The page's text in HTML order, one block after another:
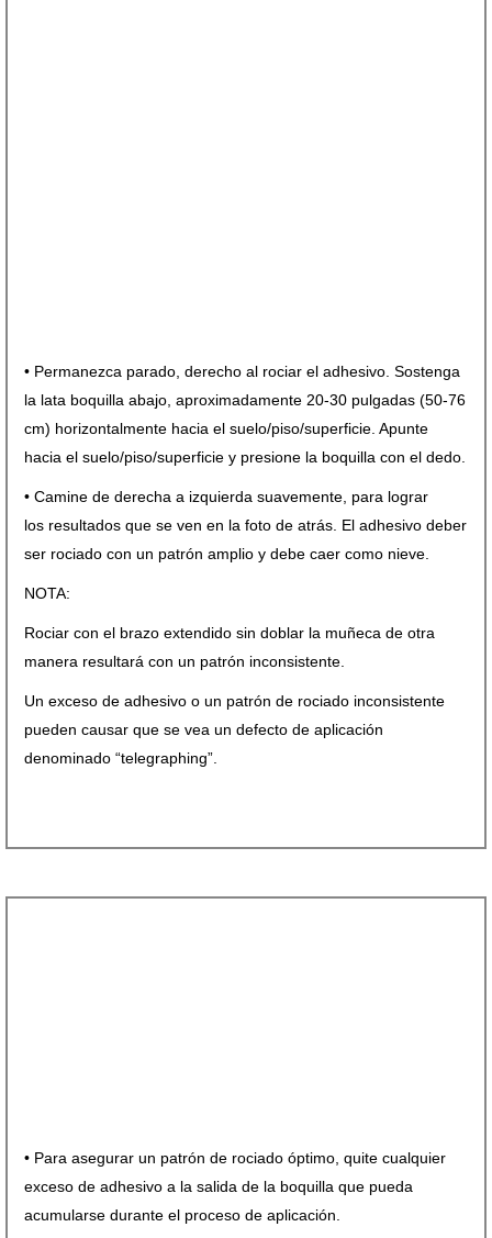
• Permanezca parado, derecho al rociar el adhesivo. Sostenga
la lata boquilla abajo, aproximadamente 20-30 pulgadas (50-76
cm) horizontalmente hacia el suelo/piso/superficie. Apunte
hacia el suelo/piso/superficie y presione la boquilla con el dedo.
• Camine de derecha a izquierda suavemente, para lograr
los resultados que se ven en la foto de atrás. El adhesivo deber
ser rociado con un patrón amplio y debe caer como nieve.
NOTA:
Rociar con el brazo extendido sin doblar la muñeca de otra
manera resultará con un patrón inconsistente.
Un exceso de adhesivo o un patrón de rociado inconsistente
pueden causar que se vea un defecto de aplicación
denominado “telegraphing”.
• Para asegurar un patrón de rociado óptimo, quite cualquier
exceso de adhesivo a la salida de la boquilla que pueda
acumularse durante el proceso de aplicación.